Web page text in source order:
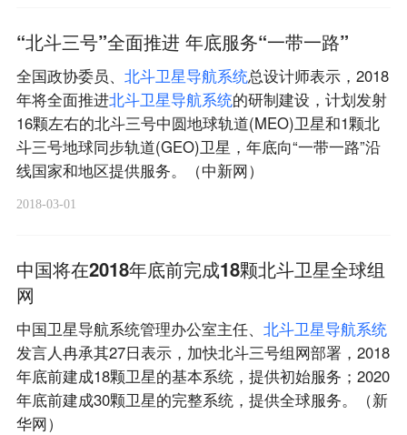
“北斗三号”全面推进 年底服务“一带一路”
全国政协委员、 北斗卫星导航系统总设计师表示，2018
年将全面推进北斗卫星导航系统的研制建设，计划发射
16颗左右的北斗三号中圆地球轨道(MEO)卫星和1颗北
斗三号地球同步轨道(GEO)卫星，年底向“一带一路”沿
线国家和地区提供服务。（中新网）
2018-03-01
中国将在2018年底前完成18颗北斗卫星全球组
网
中国卫星导航系统管理办公室主任、 北斗卫星导航系统
发言人冉承其27日表示，加快北斗三号组网部署，2018
年底前建成18颗卫星的基本系统，提供初始服务；2020
年底前建成30颗卫星的完整系统，提供全球服务。（新
华网）